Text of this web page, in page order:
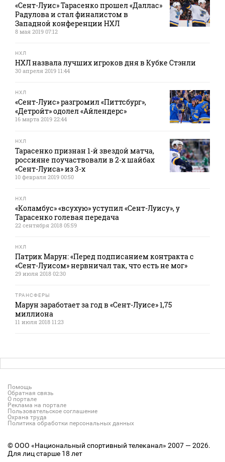
«Сент-Луис» Тарасенко прошел «Даллас»
Радулова и стал финалистом в
Западной конференции НХЛ
8 мая 2019 07:12
НХЛ
НХЛ назвала лучших игроков дня в Кубке Стэнли
30 апреля 2019 11:44
НХЛ
«Сент-Луис» разгромил «Питтсбург»,
«Детройт» одолел «Айлендерс»
16 марта 2019 22:44
НХЛ
Тарасенко признан 1-й звездой матча,
россияне поучаствовали в 2-х шайбах
«Сент-Луиса» из 3-х
10 февраля 2019 00:50
НХЛ
«Коламбус» «всухую» уступил «Сент-Луису», у
Тарасенко голевая передача
22 сентября 2018 05:59
НХЛ
Патрик Марун: «Перед подписанием контракта с
«Сент-Луисом» нервничал так, что есть не мог»
29 июля 2018 02:30
ТРАНСФЕРЫ
Марун заработает за год в «Сент-Луисе» 1,75
миллиона
11 июля 2018 11:23
Помощь
Обратная связь
О портале
Реклама на портале
Пользовательское соглашение
Охрана труда
Политика обработки персональных данных
© ООО «Национальный спортивный телеканал» 2007 — 2026.
Для лиц старше 18 лет